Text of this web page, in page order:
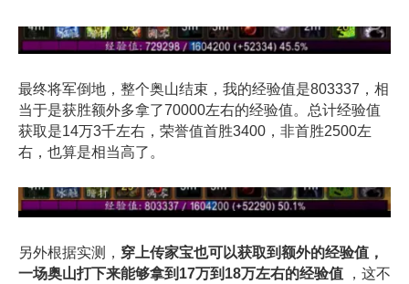
最终将军倒地，整个奥山结束，我的经验值是803337，相
当于是获胜额外多拿了70000左右的经验值。总计经验值
获取是14万3千左右，荣誉值首胜3400，非首胜2500左
右，也算是相当高了。
另外根据实测， 穿上传家宝也可以获取到额外的经验值，
一场奥山打下来能够拿到17万到18万左右的经验值 ，这不